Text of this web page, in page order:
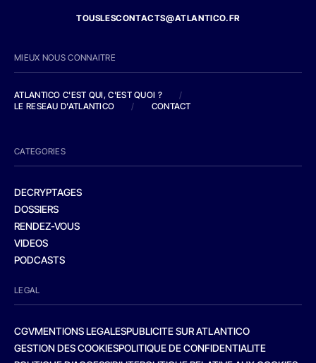
TOUSLESCONTACTS@ATLANTICO.FR
MIEUX NOUS CONNAITRE
ATLANTICO C'EST QUI, C'EST QUOI ?
/
LE RESEAU D'ATLANTICO
/ CONTACT
CATEGORIES
DECRYPTAGES
DOSSIERS
RENDEZ-VOUS
VIDEOS
PODCASTS
LEGAL
CGVMENTIONS LEGALESPUBLICITE SUR ATLANTICO
GESTION DES COOKIESPOLITIQUE DE CONFIDENTIALITE